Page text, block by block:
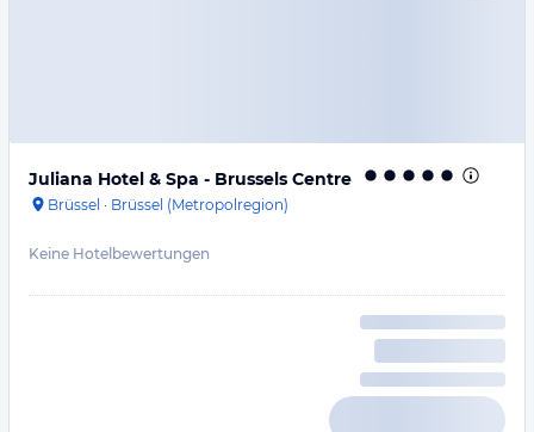
Juliana Hotel & Spa - Brussels Centre
Brüssel · Brüssel (Metropolregion)
Keine Hotelbewertungen